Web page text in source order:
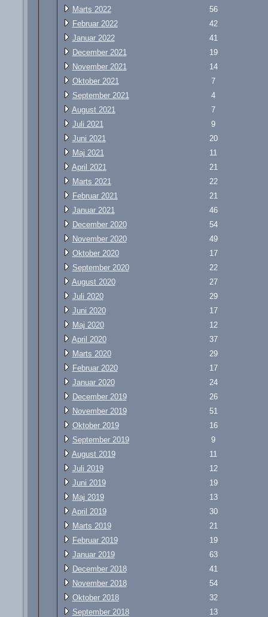
Marts 2022
56
Februar 2022
42
Januar 2022
41
December 2021
19
November 2021
14
Oktober 2021
7
September 2021
4
August 2021
7
Juli 2021
9
Juni 2021
20
Maj 2021
11
April 2021
21
Marts 2021
22
Februar 2021
21
Januar 2021
46
December 2020
54
November 2020
49
Oktober 2020
17
September 2020
22
August 2020
27
Juli 2020
29
Juni 2020
17
Maj 2020
12
April 2020
37
Marts 2020
29
Februar 2020
17
Januar 2020
24
December 2019
26
November 2019
51
Oktober 2019
16
September 2019
9
August 2019
11
Juli 2019
12
Juni 2019
19
Maj 2019
13
April 2019
30
Marts 2019
21
Februar 2019
19
Januar 2019
63
December 2018
41
November 2018
54
Oktober 2018
32
September 2018
13